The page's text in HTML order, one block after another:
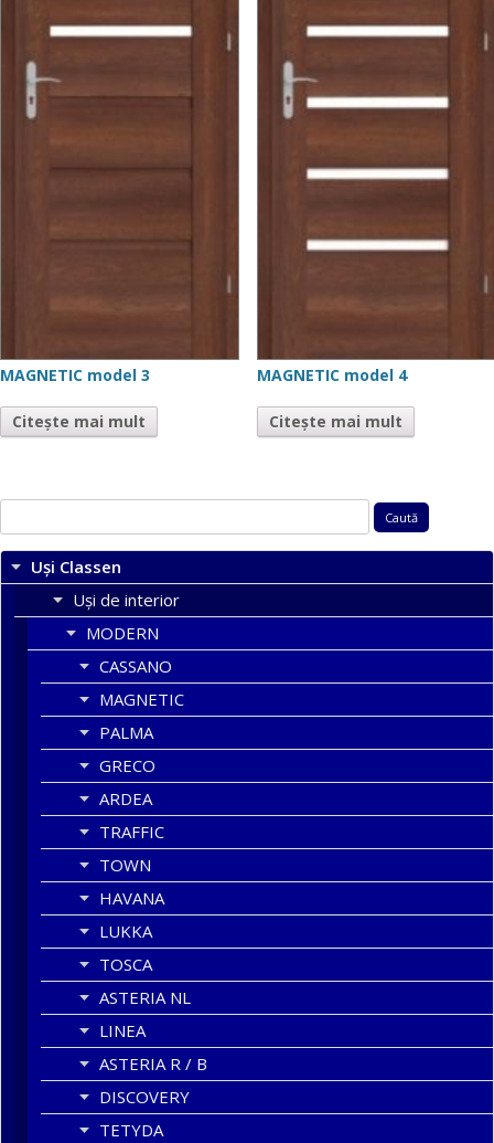
MAGNETIC model 3
Citește mai mult
MAGNETIC model 4
Citește mai mult
după:
Uși Classen
Uși de interior
MODERN
CASSANO
MAGNETIC
PALMA
GRECO
ARDEA
TRAFFIC
TOWN
HAVANA
LUKKA
TOSCA
ASTERIA NL
LINEA
ASTERIA R / B
DISCOVERY
TETYDA